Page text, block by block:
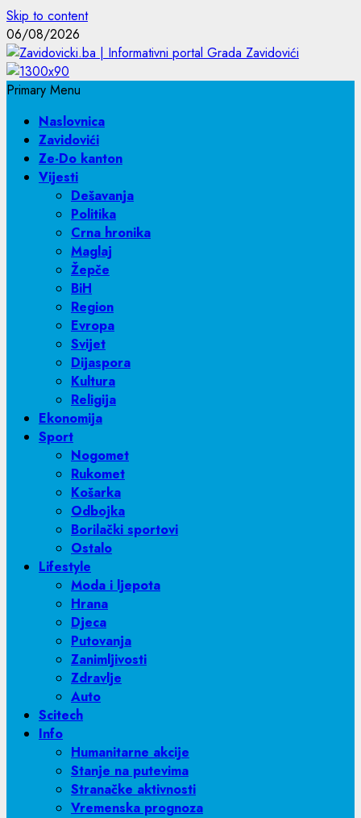
Skip to content
06/08/2026
Primary Menu
Naslovnica
Zavidovići
Ze-Do kanton
Vijesti
Dešavanja
Politika
Crna hronika
Maglaj
Žepče
BiH
Region
Evropa
Svijet
Dijaspora
Kultura
Religija
Ekonomija
Sport
Nogomet
Rukomet
Košarka
Odbojka
Borilački sportovi
Ostalo
Lifestyle
Moda i ljepota
Hrana
Djeca
Putovanja
Zanimljivosti
Zdravlje
Auto
Scitech
Info
Humanitarne akcije
Stanje na putevima
Stranačke aktivnosti
Vremenska prognoza